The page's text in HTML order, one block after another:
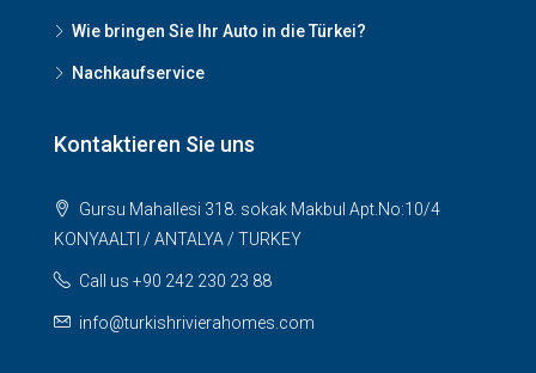
Wie bringen Sie Ihr Auto in die Türkei?
Nachkaufservice
Kontaktieren Sie uns
Gursu Mahallesi 318. sokak Makbul Apt.No:10/4
KONYAALTI / ANTALYA / TURKEY
Call us +90 242 230 23 88
info@turkishrivierahomes.com